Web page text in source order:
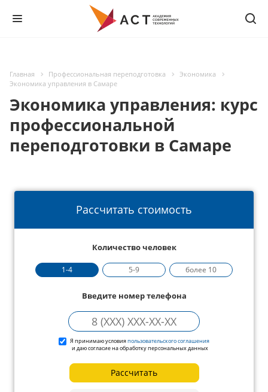
Главная Профессиональная переподготовка
Экономика
Экономика управления в Самаре
Экономика управления: курс
профессиональной
переподготовки в Самаре
Рассчитать стоимость
Количество человек
1-4 5-9 более 10
Введите номер телефона
Я принимаю условияпользовательского соглашения
и даю согласие на обработку персональных данных
Рассчитать